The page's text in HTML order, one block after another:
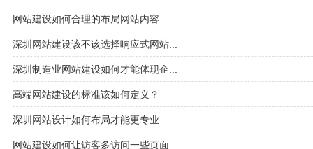
网站建设如何合理的布局网站内容
深圳网站建设该不该选择响应式网站...
深圳制造业网站建设如何才能体现企...
高端网站建设的标准该如何定义？
深圳网站设计如何布局才能更专业
网站建设如何让访客多访问一些页面...